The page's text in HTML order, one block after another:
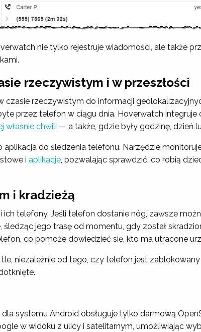
nie tylko rejestruje wiadomości, ale także
rzeczywistym i w przeszłości
czasie rzeczywistym do informacji
przez telefon w ciągu dnia. Hoverwatch
właśnie chwili — a także, gdzie były godzinę, dzień
do śledzenia telefonu. Narzędzie
i aplikacje, pozwalając sprawdzić, co robią
i kradzieżą
ich telefony. Jeśli telefon dostanie nóg, zawsze
śledząc jego trasę od momentu, gdy został
co pomoże dowiedzieć się, kto ma utracone
niezależnie od tego, czy telefon jest
systemu Android obsługuje tylko darmową
w widoku z ulicy i satelitarnym, umożliwiając